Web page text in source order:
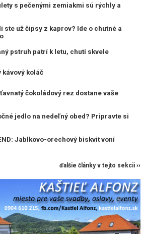
s pečenými zemiakmi sú rýchly a
ste už čipsy z kaprov? Ide o chutné a
pstruh patrí k letu, chutí skvele
kávový koláč
čokoládový rez dostane vaše
jedlo na nedeľný obed? Pripravte si
Jablkovo-orechový biskvit voní
ďalšie články v tejto sekcii ››